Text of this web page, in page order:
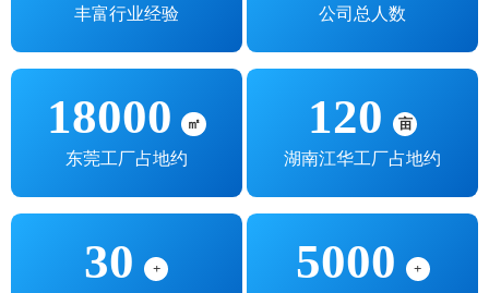
丰富行业经验 公司总人数
18000 ㎡
东莞工厂占地约
120 亩
湖南江华工厂占地约
30 + 5000 +